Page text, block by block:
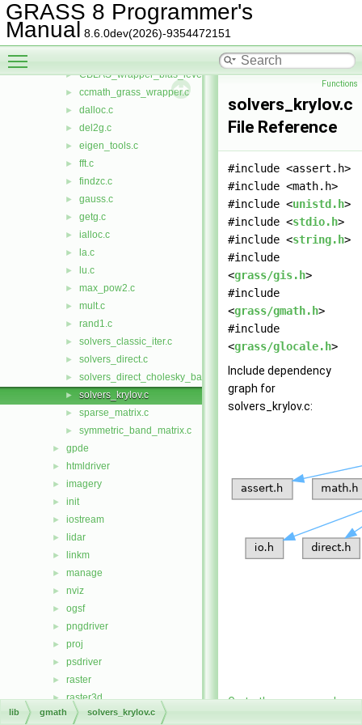
GRASS 8 Programmer's
Manual 8.6.0dev(2026)-9354472151
► blas_level_1.c
► blas_level_2.c
► blas_level_3.c
► CBLAS_wrapper_blas_level_1.c
► ccmath_grass_wrapper.c
► dalloc.c
► del2g.c
► eigen_tools.c
► fft.c
► findzc.c
► gauss.c
► getg.c
► ialloc.c
► la.c
► lu.c
► max_pow2.c
► mult.c
► rand1.c
► solvers_classic_iter.c
► solvers_direct.c
► solvers_direct_cholesky_band.c
► solvers_krylov.c
► sparse_matrix.c
► symmetric_band_matrix.c
► gpde
► htmldriver
► imagery
► init
► iostream
► lidar
► linkm
► manage
► nviz
► ogsf
► pngdriver
► proj
► psdriver
► raster
► raster3d
► rowio
Functions
solvers_krylov.c
File Reference
#include <assert.h>
#include <math.h>
#include <unistd.h>
#include <stdio.h>
#include <string.h>
#include
<grass/gis.h>
#include
<grass/gmath.h>
#include
<grass/glocale.h>
Include dependency
graph for
solvers_krylov.c:
Go to the source code
lib gmath solvers_krylov.c